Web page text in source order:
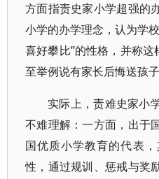
方面指责史家小学超强的
小学的办学理念，认为学
喜好攀比”的性格，并称这
至举例说有家长后悔送孩子
实际上，责难史家小
不难理解：一方面，出于
国优质小学教育的代表
性，通过规训、惩戒与奖